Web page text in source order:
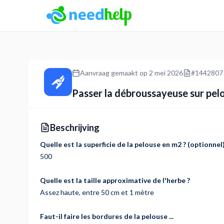
Aanvraag gemaakt op 2 mei 2026 #1442807
Passer la débroussayeuse sur
Beschrijving
Quelle est la superficie de la pelouse en m2 ? (optionnel)
500
Quelle est la taille approximative de l'herbe ?
Assez haute, entre 50 cm et 1 mètre
Faut-il faire les bordures de la pelouse ...
NeedHelp: boekingsplatform voor dienstverleners